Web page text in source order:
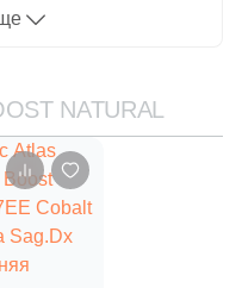
NATURAL